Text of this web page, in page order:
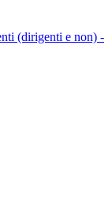
(dirigenti e non) -